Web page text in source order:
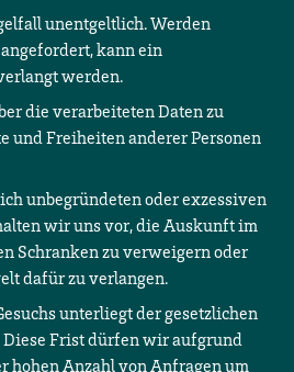
unentgeltlich. Werden
kann ein
werden.
die verarbeiteten Daten zu
und Freiheiten anderer Personen
unbegründeten oder exzessiven
wir uns vor, die Auskunft im
Schranken zu verweigern oder
dafür zu verlangen.
unterliegt der gesetzlichen
Frist dürfen wir aufgrund
hohen Anzahl von Anfragen um